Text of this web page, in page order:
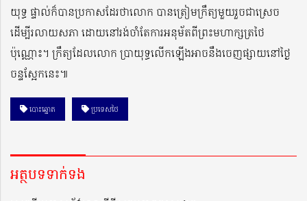
យុទ្ធ ផ្ទាល់ក៏បានប្រកាសដែរថាលោក បានត្រៀមក្រឹត្យមួយរួចជាស្រេច
ដើម្បីរលាយសភា ដោយនៅរង់ចាំតែការអនុម័តពីព្រះមហាក្សត្រថៃ
ប៉ុណ្ណោះ។ ក្រឹត្យដែលលោក ប្រាយុទ្ធលើកឡើងអាចនឹងចេញផ្សាយនៅថ្ងៃ
ចន្ទស្អែកនេះ៕
បោះឆ្នោត ប្រទេសថៃ
អត្ថបទទាក់ទង